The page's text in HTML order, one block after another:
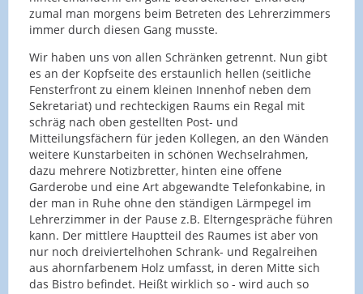
zumal man morgens beim Betreten des Lehrerzimmers
immer durch diesen Gang musste.
Wir haben uns von allen Schränken getrennt. Nun gibt
es an der Kopfseite des erstaunlich hellen (seitliche
Fensterfront zu einem kleinen Innenhof neben dem
Sekretariat) und rechteckigen Raums ein Regal mit
schräg nach oben gestellten Post- und
Mitteilungsfächern für jeden Kollegen, an den Wänden
weitere Kunstarbeiten in schönen Wechselrahmen,
dazu mehrere Notizbretter, hinten eine offene
Garderobe und eine Art abgewandte Telefonkabine, in
der man in Ruhe ohne den ständigen Lärmpegel im
Lehrerzimmer in der Pause z.B. Elterngespräche führen
kann. Der mittlere Hauptteil des Raumes ist aber von
nur noch dreiviertelhohen Schrank- und Regalreihen
aus ahornfarbenem Holz umfasst, in deren Mitte sich
das Bistro befindet. Heißt wirklich so - wird auch so